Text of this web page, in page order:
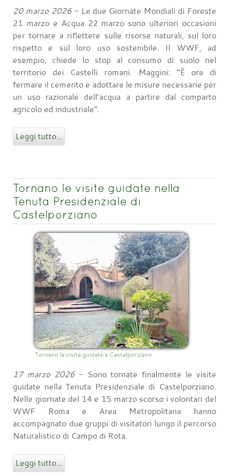
20 marzo 2026- Le due Giornate Mondiali di Foreste
21 marzo e Acqua 22 marzo sono ulteriori occasioni
per tornare a riflettere sulle risorse naturali, sul loro
rispetto e sul loro uso sostenibile. Il WWF, ad
esempio, chiede lo stop al consumo di suolo nel
territorio dei Castelli romani. Maggini: “È ora di
fermare il cemento e adottare le misure necessarie per
un uso razionale dell’acqua a partire dal comparto
agricolo ed industriale”.
Leggi tutto...
Tornano le visite guidate nella
Tenuta Presidenziale di
Castelporziano
Tornano le visite guidate a Castelporziano
17 marzo 2026- Sono tornate finalmente le visite
guidate nella Tenuta Presidenziale di Castelporziano.
Nelle giornate del 14 e 15 marzo scorso i volontari del
WWF Roma e Area Metropolitana hanno
accompagnato due gruppi di visitatori lungo il percorso
Naturalistico di Campo di Rota.
Leggi tutto...